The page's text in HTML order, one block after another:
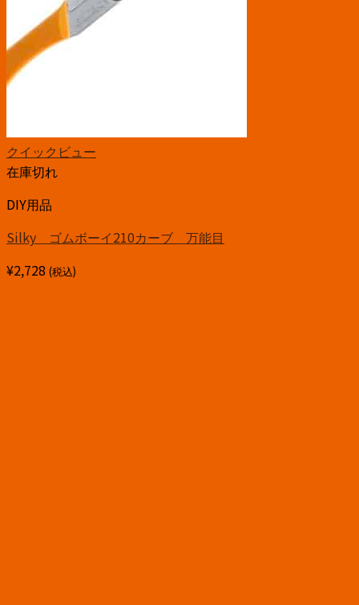
クイックビュー
在庫切れ
DIY用品
Silky ゴムボーイ210カーブ 万能目
¥2,728 (税込)